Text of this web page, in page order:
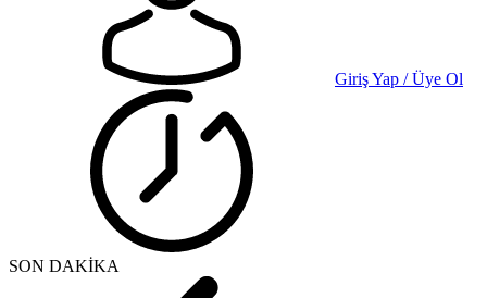
Giriş Yap / Üye Ol
SON DAKİKA